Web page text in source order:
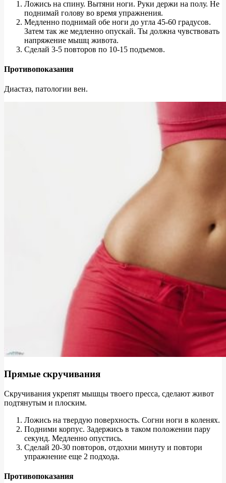
Ложись на спину. Вытяни ноги. Руки держи на полу. Не
поднимай голову во время упражнения.
Медленно поднимай обе ноги до угла 45-60 градусов.
Затем так же медленно опускай. Ты должна чувствовать
напряжение мышц живота.
Сделай 3-5 повторов по 10-15 подъемов.
Противопоказания
Диастаз, патологии вен.
Прямые скручивания
Скручивания укрепят мышцы твоего пресса, сделают живот
подтянутым и плоским.
Ложись на твердую поверхность. Согни ноги в коленях.
Подними корпус. Задержись в таком положении пару
секунд. Медленно опустись.
Сделай 20-30 повторов, отдохни минуту и повтори
упражнение еще 2 подхода.
Противопоказания